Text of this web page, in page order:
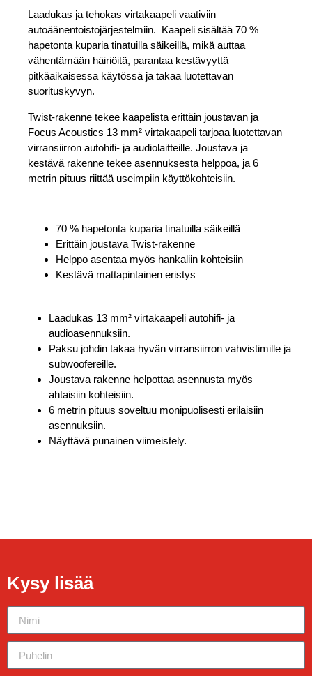
Laadukas ja tehokas virtakaapeli vaativiin
autoäänentoistojärjestelmiin. Kaapeli sisältää 70 %
hapetonta kuparia tinatuilla säikeillä, mikä auttaa
vähentämään häiriöitä, parantaa kestävyyttä
pitkäaikaisessa käytössä ja takaa luotettavan
suorituskyvyn.
Twist-rakenne tekee kaapelista erittäin joustavan ja
Focus Acoustics 13 mm² virtakaapeli tarjoaa luotettavan
virransiirron autohifi- ja audiolaitteille. Joustava ja
kestävä rakenne tekee asennuksesta helppoa, ja 6
metrin pituus riittää useimpiin käyttökohteisiin.
70 % hapetonta kuparia tinatuilla säikeillä
Erittäin joustava Twist-rakenne
Helppo asentaa myös hankaliin kohteisiin
Kestävä mattapintainen eristys
Laadukas 13 mm² virtakaapeli autohifi- ja
audioasennuksiin.
Paksu johdin takaa hyvän virransiirron vahvistimille ja
subwoofereille.
Joustava rakenne helpottaa asennusta myös
ahtaisiin kohteisiin.
6 metrin pituus soveltuu monipuolisesti erilaisiin
asennuksiin.
Näyttävä punainen viimeistely.
Kysy lisää